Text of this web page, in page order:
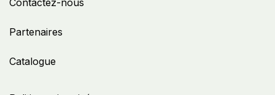
Contactez-nous
Partenaires
Catalogue